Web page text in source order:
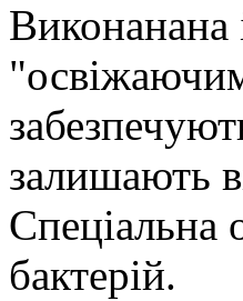
Виконанана
залишають
Спеціальна
бактерій.